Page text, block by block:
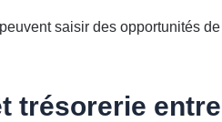
saisir des opportunités
trésorerie